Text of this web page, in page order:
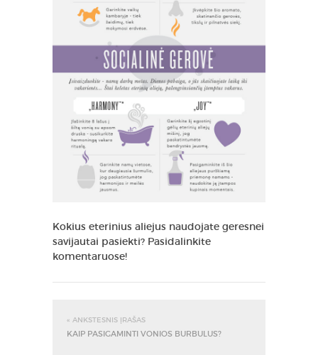
Kokius eterinius aliejus naudojate geresnei
savijautai pasiekti? Pasidalinkite
komentaruose!
« ANKSTESNIS ĮRAŠAS
KAIP PASIGAMINTI VONIOS BURBULUS?